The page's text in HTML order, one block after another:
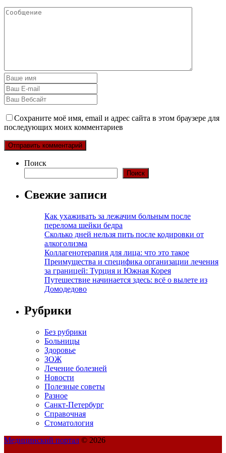
Сохраните моё имя, email и адрес сайта в этом браузере для
последующих моих комментариев
Поиск
Поиск
Свежие записи
Как ухаживать за лежачим больным после
перелома шейки бедра
Сколько дней нельзя пить после кодировки от
алкоголизма
Коллагенотерапия для лица: что это такое
Преимущества и специфика организации лечения
за границей: Турция и Южная Корея
Путешествие начинается здесь: всё о вылете из
Домодедово
Рубрики
Без рубрики
Больницы
Здоровье
ЗОЖ
Лечение болезней
Новости
Полезные советы
Разное
Санкт-Петербург
Справочная
Стоматология
Медицинский портал © 2026